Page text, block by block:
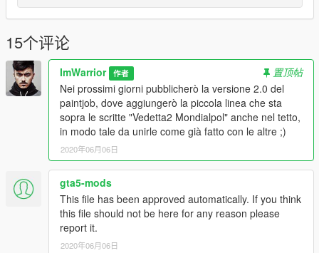
15个评论
ImWarrior 作者
置顶帖
Nei prossimi giorni pubblicherò la versione 2.0 del
paintjob, dove aggiungerò la piccola linea che sta
sopra le scritte "Vedetta2 Mondialpol" anche nel tetto,
in modo tale da unirle come già fatto con le altre ;)
2020年06月06日
gta5-mods
This file has been approved automatically. If you think
this file should not be here for any reason please
report it.
2020年06月06日